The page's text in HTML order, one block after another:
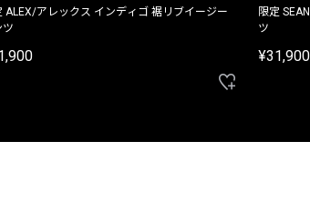
ALEX/アレックス インディゴ 裾リブイージー
ツ
限定
ツ
¥31,900